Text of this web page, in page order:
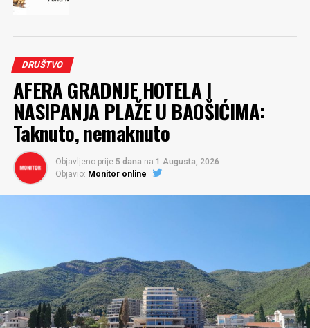
DRUŠTVO
AFERA GRADNJE HOTELA I
NASIPANJA PLAŽE U BAOŠIĆIMA:
Taknuto, nemaknuto
Objavljeno prije 5 dana na 1 Augusta, 2026
Objavio: Monitor online